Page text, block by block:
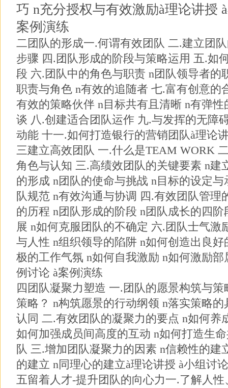
巧 n充分授权与有效激励à理论讲授
案例演练
二团队的形成一.何谓有效团队 二.建立团
步骤 四.团队形成的阶段与策略运用 五.如
段 六.团队中的角色与职责 n团队领导者的
职责与角色 n有效的追随者 七.富有创意的
有效的策略伙伴 n目标共有且清晰 n有弹
谈 八.创建适合团队运作 九.与发挥的无障
动能 十一.如何打造银行的营销团队à理论
三建立高效团队 一.什么是TEAM WORK
角色与认知 三.高绩效团队的关键要素 n建
的形成 n团队的使命与挑战 n目标的设定
队规范 n有效沟通与协调 四.有效团队管理
的历程 n团队形成的阶段 n团队成长的四
展 n如何克服团队的不确定 六.团队士气激
与人性 n组织领导的陷阱 n如何创造出良
极的工作气氛 n如何自我激励 n如何激励部
例讨论 à案例演练
四团队凝聚力塑造 一.团队的愿景构筑与
策略？ n构筑愿景的行动纲领 n落实策略
认同 二.有效团队的凝聚力的要点 n如何养
如何加强成员间高度的互动 n如何打造生
队 三.增加团队凝聚力的因素 n信赖性的建
的建立 n同理心的建立à理论讲授 à小组讨
五留着人才-提升团队的向心力一.了解人